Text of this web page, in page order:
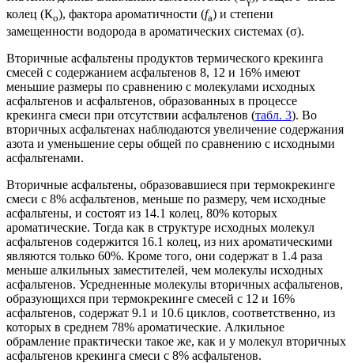
колец (Ко), фактора ароматичности (fa) и степени
замещенности водорода в ароматических системах (σ).
Вторичные асфальтены продуктов термического крекинга
смесей с содержанием асфальтенов 8, 12 и 16% имеют
меньшие размеры по сравнению с молекулами исходных
асфальтенов и асфальтенов, образованных в процессе
крекинга смеси при отсутствии асфальтенов (табл. 3). Во
вторичных асфальтенах наблюдаются увеличение содержания
азота и уменьшение серы общей по сравнению с исходными
асфальтенами.
Вторичные асфальтены, образовавшиеся при термокрекинге
смеси c 8% асфальтенов, меньше по размеру, чем исходные
асфальтены, и состоят из 14.1 колец, 80% которых
ароматические. Тогда как в структуре исходных молекул
асфальтенов содержится 16.1 колец, из них ароматическими
являются только 60%. Кроме того, они содержат в 1.4 раза
меньше алкильных заместителей, чем молекулы исходных
асфальтенов. Усредненные молекулы вторичных асфальтенов,
образующихся при термокрекинге смесей с 12 и 16%
асфальтенов, содержат 9.1 и 10.6 циклов, соответственно, из
которых в среднем 78% ароматические. Алкильное
обрамление практически такое же, как и у молекул вторичных
асфальтенов крекинга смеси с 8% асфальтенов.